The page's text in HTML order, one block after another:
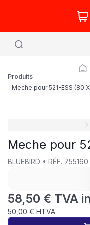
Produits
Meche pour 521-ESS (80
Meche pour
BLUEBIRD • RÉF. 755160
58,50 € TVA
50,00 € HTVA